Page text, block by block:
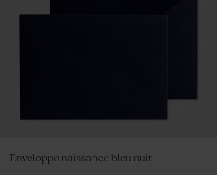
Enveloppe naissance bleu nuit